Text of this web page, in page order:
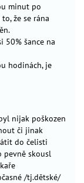
minut po
že se rána
50% šance na
hodinách, je
nijak poškozen
či jinak
do čelisti
pevně skousl
/tj.dětské/